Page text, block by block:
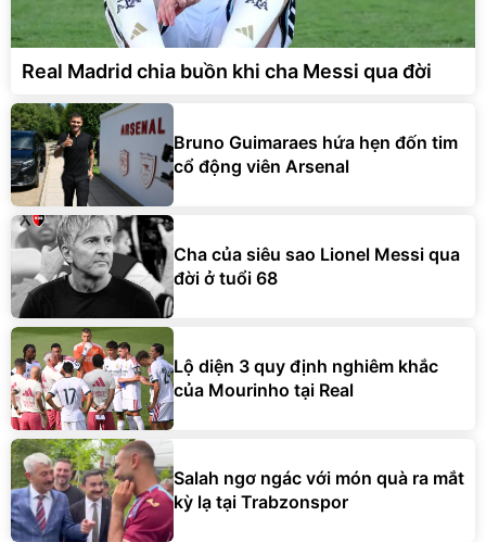
Real Madrid chia buồn khi cha Messi qua đời
Bruno Guimaraes hứa hẹn đốn tim
cổ động viên Arsenal
Cha của siêu sao Lionel Messi qua
đời ở tuổi 68
Lộ diện 3 quy định nghiêm khắc
của Mourinho tại Real
Salah ngơ ngác với món quà ra mắt
kỳ lạ tại Trabzonspor